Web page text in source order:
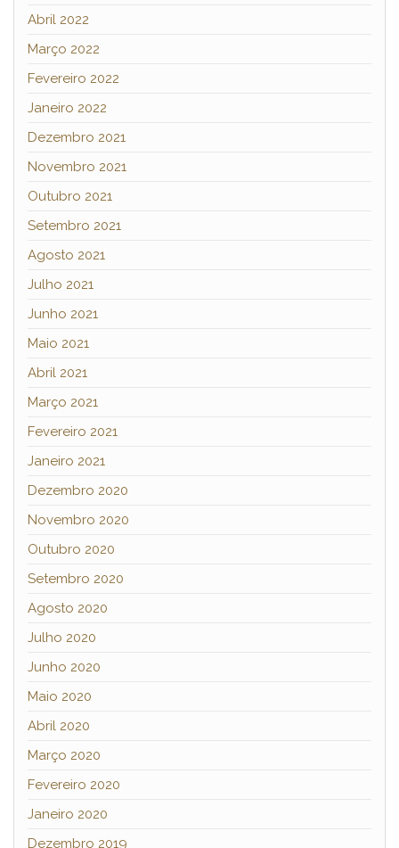
Abril 2022
Março 2022
Fevereiro 2022
Janeiro 2022
Dezembro 2021
Novembro 2021
Outubro 2021
Setembro 2021
Agosto 2021
Julho 2021
Junho 2021
Maio 2021
Abril 2021
Março 2021
Fevereiro 2021
Janeiro 2021
Dezembro 2020
Novembro 2020
Outubro 2020
Setembro 2020
Agosto 2020
Julho 2020
Junho 2020
Maio 2020
Abril 2020
Março 2020
Fevereiro 2020
Janeiro 2020
Dezembro 2019